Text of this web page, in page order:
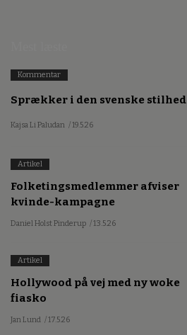
Kommentar
Sprækker i den svenske stilhed
Kajsa Li Paludan / 19.5.26
Artikel
Folketingsmedlemmer afviser
kvinde-kampagne
Daniel Holst Pinderup / 13.5.26
Artikel
Hollywood på vej med ny woke
fiasko
Jan Lund / 17.5.26